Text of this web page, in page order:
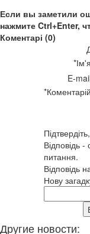
Если вы заметили
нажмите Ctrl+Enter,
Коментарі (0)
*
E-
*
Відповідь
питання.
Відповідь
Нову
Другие новости: